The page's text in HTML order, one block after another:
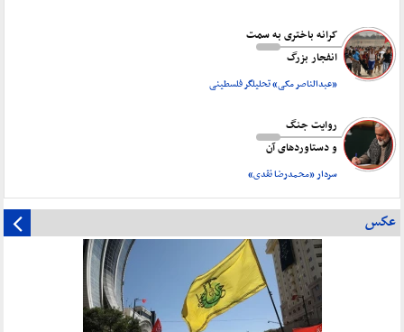
کرانه باختری به سمت
انفجار بزرگ
«عبدالناصر مکی» تحلیلگر فلسطینی
روایت جنگ
و دستاورد‌های آن
سردار «محمدرضا نقدی»
عکس